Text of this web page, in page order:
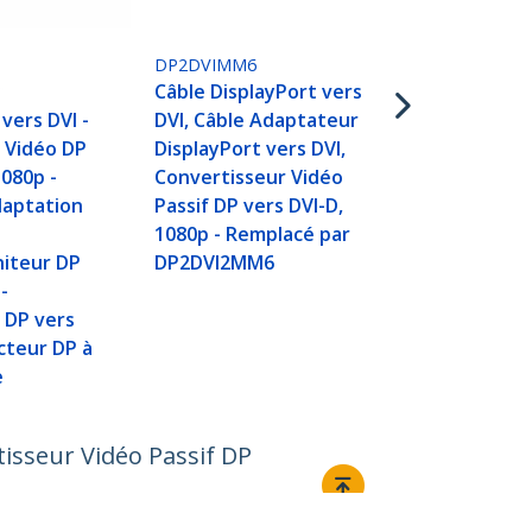
DVI -
DP
-
DP
vers
DP à
DP2DVIMM6
Câble DisplayPort vers
DVI, Câble Adaptateur
DisplayPort vers DVI,
Convertisseur Vidéo
Passif DP vers DVI-D,
1080p - Remplacé par
DP2DVI2MM6
Vidéo Passif DP